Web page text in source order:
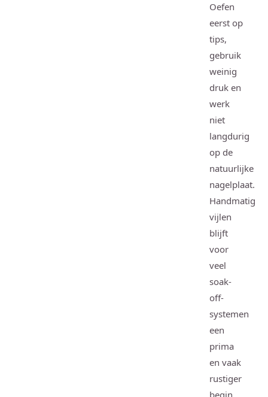
Oefen
eerst op
tips,
gebruik
weinig
druk en
werk
niet
langdurig
op de
natuurlijke
nagelplaat.
Handmatig
vijlen
blijft
voor
veel
soak-
off-
systemen
een
prima
en vaak
rustiger
begin.